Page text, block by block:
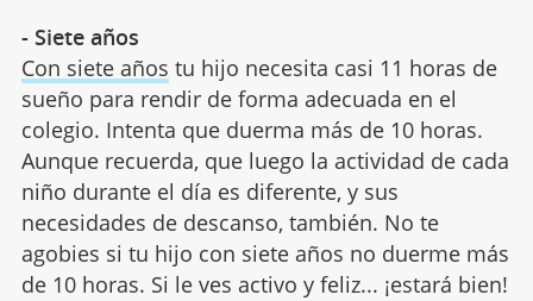
- Siete años
Con siete años tu hijo necesita casi 11 horas de
sueño para rendir de forma adecuada en el
colegio. Intenta que duerma más de 10 horas.
Aunque recuerda, que luego la actividad de cada
niño durante el día es diferente, y sus
necesidades de descanso, también. No te
agobies si tu hijo con siete años no duerme más
de 10 horas. Si le ves activo y feliz... ¡estará bien!